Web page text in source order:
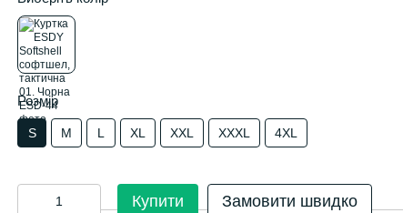
Розмір
S M L XL XXL XXXL 4XL
Купити Замовити швидко